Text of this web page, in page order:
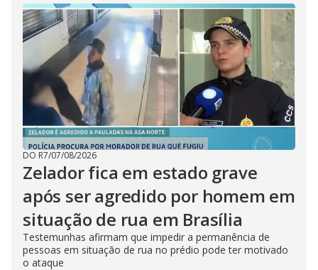
DO R7/07/08/2026
Zelador fica em estado grave
após ser agredido por homem em
situação de rua em Brasília
Testemunhas afirmam que impedir a permanência de
pessoas em situação de rua no prédio pode ter motivado
o ataque